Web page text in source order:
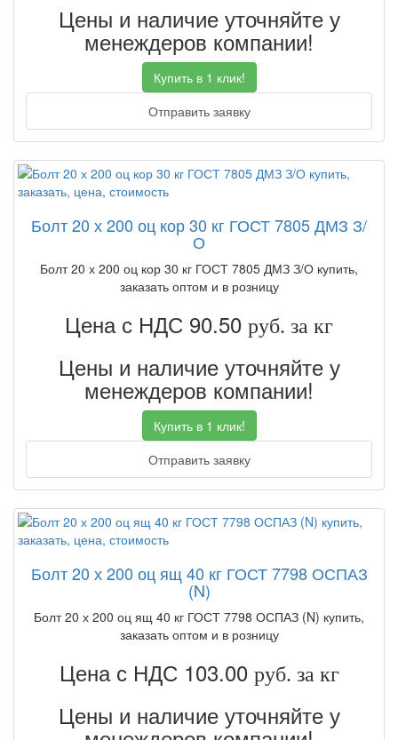
Цены и наличие уточняйте у
менеждеров компании!
Купить в 1 клик!
Отправить заявку
Болт 20 х 200 оц кор 30 кг ГОСТ 7805 ДМЗ З/
О
Болт 20 х 200 оц кор 30 кг ГОСТ 7805 ДМЗ З/О купить,
заказать оптом и в розницу
Цена с НДС 90.50 руб. за кг
Цены и наличие уточняйте у
менеждеров компании!
Купить в 1 клик!
Отправить заявку
Болт 20 х 200 оц ящ 40 кг ГОСТ 7798 ОСПАЗ
(N)
Болт 20 х 200 оц ящ 40 кг ГОСТ 7798 ОСПАЗ (N) купить,
заказать оптом и в розницу
Цена с НДС 103.00 руб. за кг
Цены и наличие уточняйте у